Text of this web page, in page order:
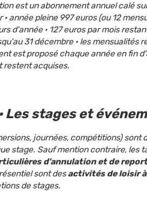
est un abonnement annuel calé
· année pleine 997 euros (ou 12
d'année · 127 euros par mois
31 décembre · les mensualités
est proposé chaque année en fin
restent acquises.
Les stages et
journées, compétitions) sont
stage. Sauf mention contraire,
d'annulation et de report
sont desactivités de loisir
de stages.